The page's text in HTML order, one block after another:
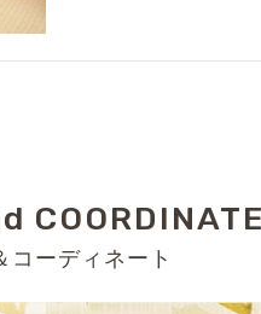
COORDINATE
コーディネート